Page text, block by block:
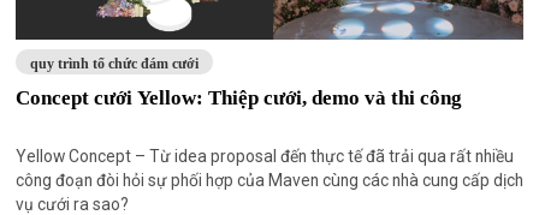
quy trình tổ chức đám cưới
Concept cưới Yellow: Thiệp cưới, demo và thi công
Yellow Concept – Từ idea proposal đến thực tế đã trải qua rất nhiều
công đoạn đòi hỏi sự phối hợp của Maven cùng các nhà cung cấp dịch
vụ cưới ra sao?